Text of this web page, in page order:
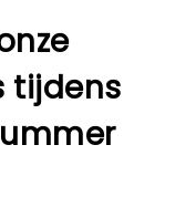
tijdens